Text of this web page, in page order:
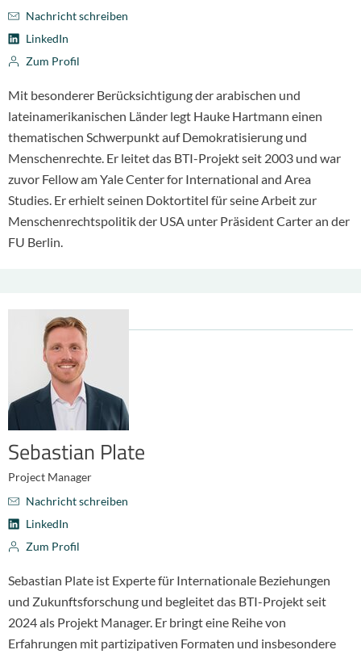
Nachricht schreiben
LinkedIn
Zum Profil
Mit besonderer Berücksichtigung der arabischen und
lateinamerikanischen Länder legt Hauke Hartmann einen
thematischen Schwerpunkt auf Demokratisierung und
Menschenrechte. Er leitet das BTI-Projekt seit 2003 und war
zuvor Fellow am Yale Center for International and Area
Studies. Er erhielt seinen Doktortitel für seine Arbeit zur
Menschenrechtspolitik der USA unter Präsident Carter an der
FU Berlin.
Sebastian Plate
Project Manager
Nachricht schreiben
LinkedIn
Zum Profil
Sebastian Plate ist Experte für Internationale Beziehungen
und Zukunftsforschung und begleitet das BTI-Projekt seit
2024 als Projekt Manager. Er bringt eine Reihe von
Erfahrungen mit partizipativen Formaten und insbesondere